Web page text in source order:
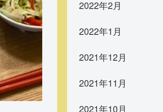
2022年2月
2022年1月
2021年12月
2021年11月
2021年10月